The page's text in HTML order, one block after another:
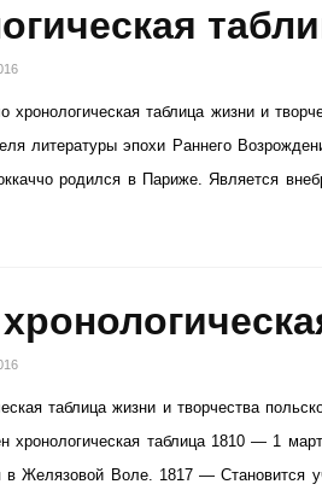
хронологическая таблица жизни и
литературы эпохи Раннего
родился в Париже. Является
таблица жизни и творчества
хронологическая таблица 1810 — 1
в Желязовой Воле. 1817 — Становится